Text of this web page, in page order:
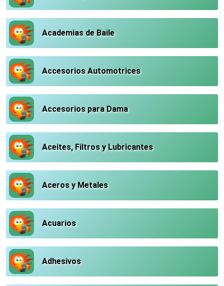
Academias de Baile
Accesorios Automotrices
Accesorios para Dama
Aceites, Filtros y Lubricantes
Aceros y Metales
Acuarios
Adhesivos